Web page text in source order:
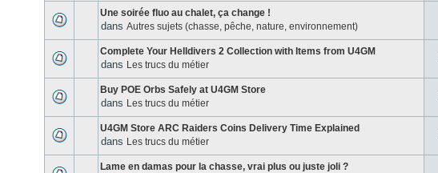
Une soirée fluo au chalet, ça change !
dans Autres sujets (chasse, pêche, nature, environnement)
Complete Your Helldivers 2 Collection with Items from U4GM
dans Les trucs du métier
Buy POE Orbs Safely at U4GM Store
dans Les trucs du métier
U4GM Store ARC Raiders Coins Delivery Time Explained
dans Les trucs du métier
Lame en damas pour la chasse, vrai plus ou juste joli ?